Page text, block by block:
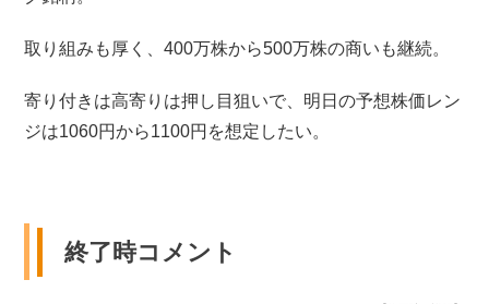
取り組みも厚く、400万株から500万株の商いも継続。
寄り付きは高寄りは押し目狙いで、明日の予想株価レン
ジは1060円から1100円を想定したい。
終了時コメント